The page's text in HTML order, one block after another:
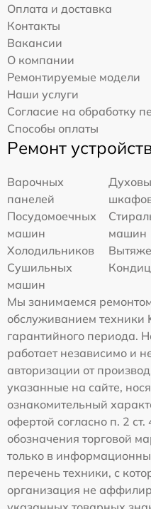
Оплата и доставка
Контакты
Вакансии
О компании
Ремонтируемые модели
Наши услуги
Согласие на обработку
Способы оплаты
Ремонт
Варочных
панелей
Посудомоечных
машин
машин
Холодильников
Сушильных
машин
Мы занимаемся
обслуживанием техники
гарантийного периода.
работает независимо и
авторизации от
указанные на сайте,
ознакомительный
офертой согласно п. 2
обозначения торговой
только в
перечень техники, с
организация не